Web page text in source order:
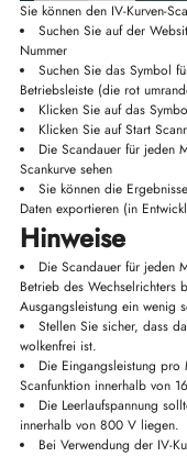
Sie können den IV-Kurven-
Suchen Sie auf der
Nummer
Suchen Sie das Symbol
Betriebsleiste (die rot
Klicken Sie auf das
Klicken Sie auf Start
Die Scandauer für jeden
Scankurve sehen
Sie können die
Daten exportieren (in
Hinweise
Die Scandauer für jeden
Betrieb des Wechselrichters
Ausgangsleistung ein wenig
Stellen Sie sicher, dass
wolkenfrei ist.
Die Eingangsleistung pro
Scanfunktion innerhalb von
Die Leerlaufspannung
innerhalb von 800 V liegen.
Bei Verwendung der IV-